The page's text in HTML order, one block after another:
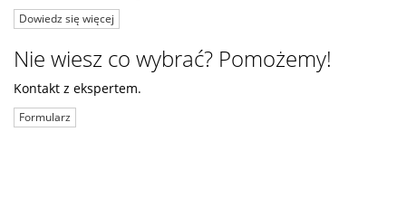
Dowiedz się więcej
Nie wiesz co wybrać? Pomożemy!
Kontakt z ekspertem.
Formularz